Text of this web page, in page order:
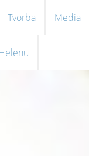
Tvorba Media